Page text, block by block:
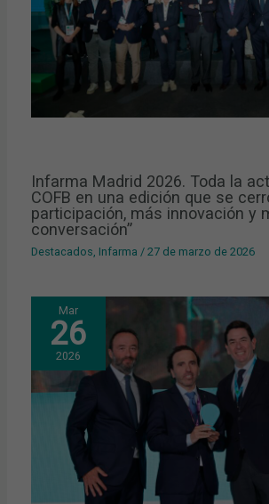
Infarma Madrid 2026. Toda la
COFB en una edición que se
participación, más innovación y
conversación”
Destacados, Infarma /27 de marzo de 2026
Mar
26
2026